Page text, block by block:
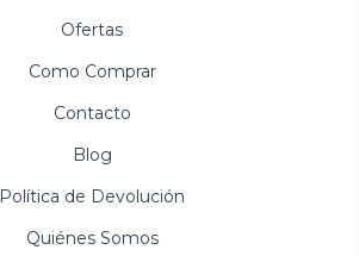
Ofertas
Como Comprar
Contacto
Blog
Política de Devolución
Quiénes Somos